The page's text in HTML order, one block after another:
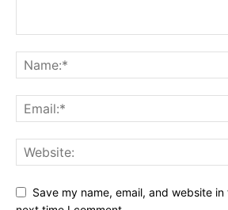
Save my name, email, and website